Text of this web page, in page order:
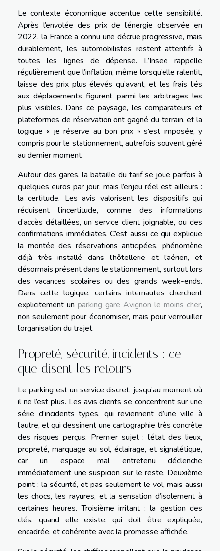
Le contexte économique accentue cette sensibilité.
Après l’envolée des prix de l’énergie observée en
2022, la France a connu une décrue progressive, mais
durablement, les automobilistes restent attentifs à
toutes les lignes de dépense. L’Insee rappelle
régulièrement que l’inflation, même lorsqu’elle ralentit,
laisse des prix plus élevés qu’avant, et les frais liés
aux déplacements figurent parmi les arbitrages les
plus visibles. Dans ce paysage, les comparateurs et
plateformes de réservation ont gagné du terrain, et la
logique « je réserve au bon prix » s’est imposée, y
compris pour le stationnement, autrefois souvent géré
au dernier moment.
Autour des gares, la bataille du tarif se joue parfois à
quelques euros par jour, mais l’enjeu réel est ailleurs :
la certitude. Les avis valorisent les dispositifs qui
réduisent l’incertitude, comme des informations
d’accès détaillées, un service client joignable, ou des
confirmations immédiates. C’est aussi ce qui explique
la montée des réservations anticipées, phénomène
déjà très installé dans l’hôtellerie et l’aérien, et
désormais présent dans le stationnement, surtout lors
des vacances scolaires ou des grands week-ends.
Dans cette logique, certains internautes cherchent
explicitement un parking gare Avignon le moins cher,
non seulement pour économiser, mais pour verrouiller
l’organisation du trajet.
Propreté, sécurité, incidents : ce
que disent les retours
Le parking est un service discret, jusqu’au moment où
il ne l’est plus. Les avis clients se concentrent sur une
série d’incidents types, qui reviennent d’une ville à
l’autre, et qui dessinent une cartographie très concrète
des risques perçus. Premier sujet : l’état des lieux,
propreté, marquage au sol, éclairage, et signalétique,
car un espace mal entretenu déclenche
immédiatement une suspicion sur le reste. Deuxième
point : la sécurité, et pas seulement le vol, mais aussi
les chocs, les rayures, et la sensation d’isolement à
certaines heures. Troisième irritant : la gestion des
clés, quand elle existe, qui doit être expliquée,
encadrée, et cohérente avec la promesse affichée.